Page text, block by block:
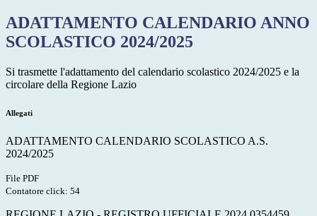
ADATTAMENTO CALENDARIO ANNO
SCOLASTICO 2024/2025
Si trasmette l'adattamento del calendario scolastico 2024/2025 e la
circolare della Regione Lazio
Allegati
ADATTAMENTO CALENDARIO SCOLASTICO A.S.
2024/2025
File PDF
Contatore click: 54